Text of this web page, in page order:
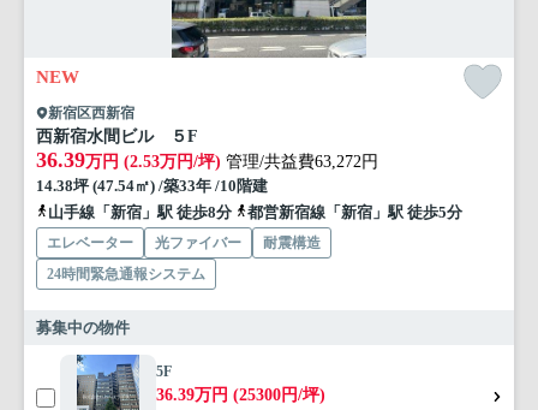
NEW
新宿区西新宿
西新宿水間ビル ５F
36.39万円 (2.53万円/坪) 管理/共益費63,272円
14.38坪 (47.54㎡) /築33年 /10階建
山手線「新宿」駅 徒歩8分
都営新宿線「新宿」駅 徒歩5分
エレベーター 光ファイバー
耐震構造
24時間緊急通報システム
募集中の物件
5F
36.39万円 (25300円/坪)